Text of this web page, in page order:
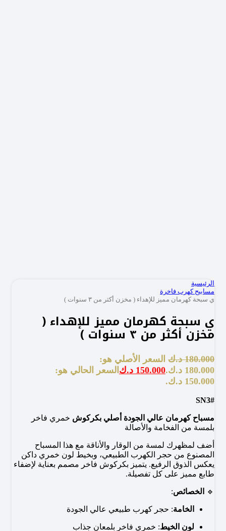
الرئيسية
مسابيح كهرب فاخرة
ي سبحة كهرمان مميز للإهداء ( مخزن أكثر من ٣ سنوات )
ي سبحة كهرمان مميز للإهداء (
مخزن أكثر من ٣ سنوات )
180.000 د.ك السعر الأصلي هو:
180.000 د.ك.
150.000 د.ك السعر الحالي هو:
150.000 د.ك.
#SN3
مسباح كهرمان عالي الجودة أصلي بكركوش خمري فاخر
بلمسة من الفخامة والأصالة
أضف لمظهرك لمسة من الوقار والأناقة مع هذا المسباح
المصنوع من حجر الكهرب الطبيعي، وبخيط لون خمري داكن
يعكس الذوق الرفيع. يتميز بكركوش فاخر مصمم بعناية لإضفاء
طابع مميز على كل تفصيلة.
🔹 الخصائص:
الخامة: حجر كهرب طبيعي عالي الجودة
لون الخيط: خمري فاخر بلمعان جذاب